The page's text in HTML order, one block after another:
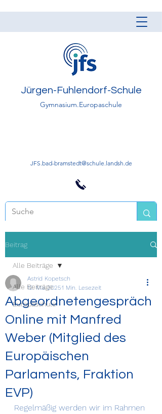
Jürgen-Fuhlendorf-Schule
Gymnasium.Europaschule
JFS.bad-bramstedt@schule.landsh.de
Beitrag
Alle Beiträge
Europaschule
Alle Beiträge
Abgeordnetengespräch
Online mit Manfred
Weber (Mitglied des
Europäischen
Parlaments, Fraktion
EVP)
Astrid Kopetsch
12. Mai 20251 Min. Lesezeit
Regelmäßig werden wir im Rahmen